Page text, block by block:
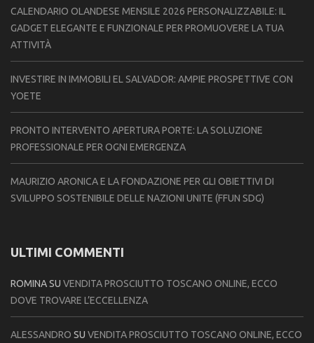
CALENDARIO OLANDESE MENSILE 2026 PERSONALIZZABILE: IL
GADGET ELEGANTE E FUNZIONALE PER PROMUOVERE LA TUA
ATTIVITÀ
INVESTIRE IN IMMOBILI EL SALVADOR: AMPIE PROSPETTIVE CON
YOETE
PRONTO INTERVENTO APERTURA PORTE: LA SOLUZIONE
PROFESSIONALE PER OGNI EMERGENZA
MAURIZIO ARONICA E LA FONDAZIONE PER GLI OBIETTIVI DI
SVILUPPO SOSTENIBILE DELLE NAZIONI UNITE (FFUN SDG)
ULTIMI COMMENTI
ROMINASU VENDITA PROSCIUTTO TOSCANO ONLINE, ECCO
DOVE TROVARE L’ECCELLENZA
ALESSANDRO SU VENDITA PROSCIUTTO TOSCANO ONLINE, ECCO